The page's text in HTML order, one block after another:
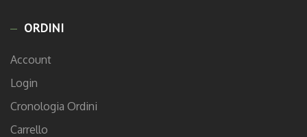
ORDINI
Account
Login
Cronologia Ordini
Carrello